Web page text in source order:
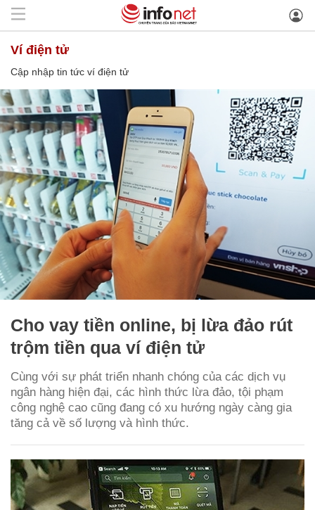
ví điện tử
Cập nhập tin tức ví điện tử
Cho vay tiền online, bị lừa đảo rút
trộm tiền qua ví điện tử
Cùng với sự phát triển nhanh chóng của các dịch vụ
ngân hàng hiện đại, các hình thức lừa đảo, tội phạm
công nghệ cao cũng đang có xu hướng ngày càng gia
tăng cả về số lượng và hình thức.